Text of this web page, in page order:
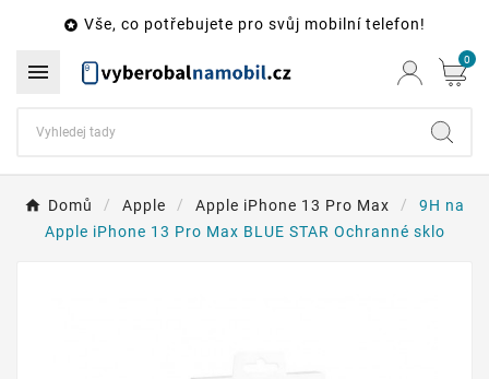
 Vše, co potřebujete pro svůj mobilní telefon!
 0
Domů Apple Apple iPhone 13 Pro Max
9H na
Apple iPhone 13 Pro Max BLUE STAR Ochranné sklo